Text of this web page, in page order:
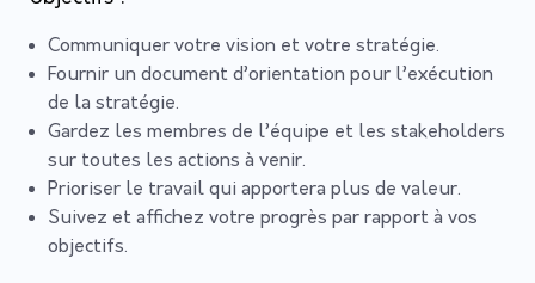
Communiquer votre vision et votre stratégie.
Fournir un document d’orientation pour l’exécution
de la stratégie.
Gardez les membres de l’équipe et les stakeholders
sur toutes les actions à venir.
Prioriser le travail qui apportera plus de valeur.
Suivez et affichez votre progrès par rapport à vos
objectifs.